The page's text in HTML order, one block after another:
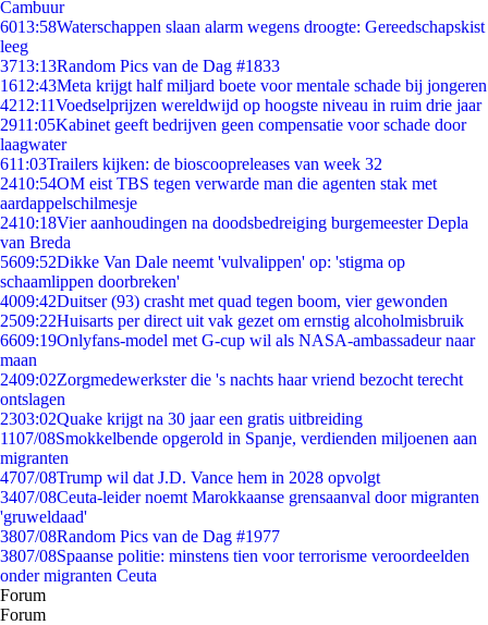
Cambuur
6013:58Waterschappen slaan alarm wegens droogte: Gereedschapskist
leeg
3713:13Random Pics van de Dag #1833
1612:43Meta krijgt half miljard boete voor mentale schade bij jongeren
4212:11Voedselprijzen wereldwijd op hoogste niveau in ruim drie jaar
2911:05Kabinet geeft bedrijven geen compensatie voor schade door
laagwater
611:03Trailers kijken: de bioscoopreleases van week 32
2410:54OM eist TBS tegen verwarde man die agenten stak met
aardappelschilmesje
2410:18Vier aanhoudingen na doodsbedreiging burgemeester Depla
van Breda
5609:52Dikke Van Dale neemt 'vulvalippen' op: 'stigma op
schaamlippen doorbreken'
4009:42Duitser (93) crasht met quad tegen boom, vier gewonden
2509:22Huisarts per direct uit vak gezet om ernstig alcoholmisbruik
6609:19Onlyfans-model met G-cup wil als NASA-ambassadeur naar
maan
2409:02Zorgmedewerkster die 's nachts haar vriend bezocht terecht
ontslagen
2303:02Quake krijgt na 30 jaar een gratis uitbreiding
1107/08Smokkelbende opgerold in Spanje, verdienden miljoenen aan
migranten
4707/08Trump wil dat J.D. Vance hem in 2028 opvolgt
3407/08Ceuta-leider noemt Marokkaanse grensaanval door migranten
'gruweldaad'
3807/08Random Pics van de Dag #1977
3807/08Spaanse politie: minstens tien voor terrorisme veroordeelden
onder migranten Ceuta
Forum
Forum